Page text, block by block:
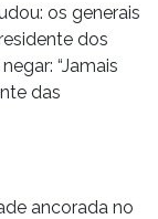
os generais
dos
“Jamais
das
ancorada no